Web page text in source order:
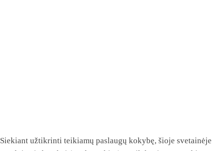
Siekiant užtikrinti teikiamų paslaugų kokybę, šioje svetainėje